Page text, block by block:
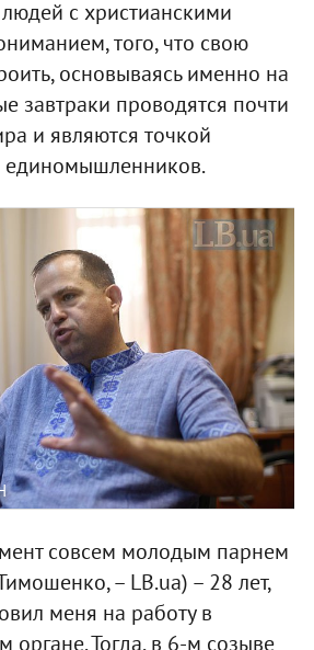
с христианскими
того, что свою
основываясь именно на
завтраки проводятся почти
и являются точкой
единомышленников.
совсем молодым парнем
– LB.ua) – 28 лет,
меня на работу в
органе. Тогда, в 6-м созыве